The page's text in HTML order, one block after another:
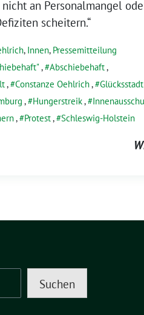
an Personalmangel
scheitern.“
, Innen, Pressemitteilung
, Abschiebehaft,
, Constanze Oehlrich, Glücksstadt
, Hungerstreik,
, Protest, Schleswig-Holstein
Suchen